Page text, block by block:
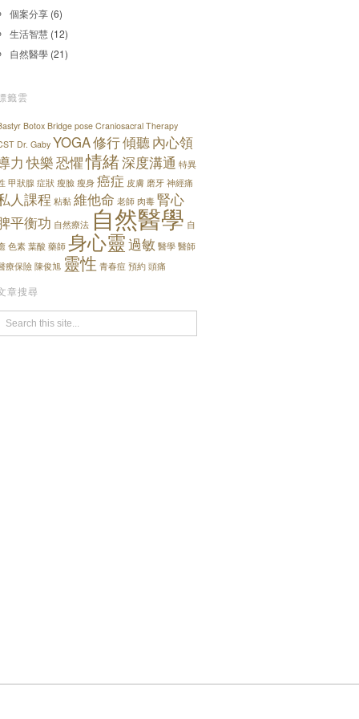
個案分享 (6)
生活智慧 (12)
自然醫學 (21)
籤雲
Botox Bridge pose Craniosacral Therapy
Dr. Gaby YOGA修行傾聽內心領
力 快樂恐懼情緒深度溝通 特異
甲狀腺 症狀 瘦臉 瘦身 癌症 皮膚 磨牙 神經痛
人課程 粘黏 維他命 老師 肉毒 腎心
平衡功 自然療法 自然醫學 自
色素 葉酸 藥師 身心靈過敏 醫學 醫師
療保險 陳俊旭 靈性 青春痘 預約 頭痛
章搜尋